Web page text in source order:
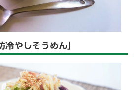
やしそうめん」